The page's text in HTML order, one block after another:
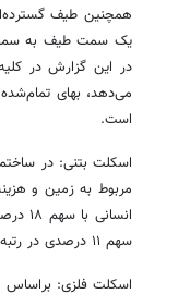
همچنین طیف
یک سمت طیف به سمت
در این گزارش در
می‌دهد، بهای
است.
سهم ۱۱ درصدی در رتبه چهارم و سیمان با سهم ۳.۲ درصدی در رتبه آخر قرار دارد.
اسکلت فلزی: براساس